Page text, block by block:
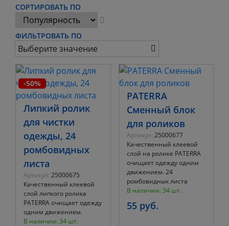
СОРТИРОВАТЬ ПО
ФИЛЬТРОВАТЬ ПО
Выберите значение
-50%
Липкий ролик
для чистки
одежды, 24
ромбовидных
листа
Артикул: 25000675
Качественный клеевой
слой липкого ролика
PATERRA очищает одежду
одним движением.
В наличии: 34 шт.
PATERRA
Сменный блок
для роликов
Артикул: 25000677
Качественный клеевой
слой на ролике PATERRA
очищает одежду одним
движением. 24
ромбовидных листа
В наличии: 34 шт.
55 руб.